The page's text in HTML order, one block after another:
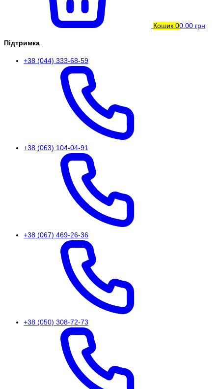
Кошик 00.00 грн
Підтримка
+38 (044) 333-68-59
+38 (063) 104-04-91
+38 (067) 469-26-36
+38 (050) 308-72-73